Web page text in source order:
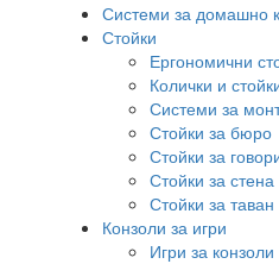
Системи за домашно
Стойки
Ергономични
Колички и
Системи за
Стойки за бюро
Стойки за
Стойки за стена
Стойки за таван
Конзоли за игри
Игри за конзоли